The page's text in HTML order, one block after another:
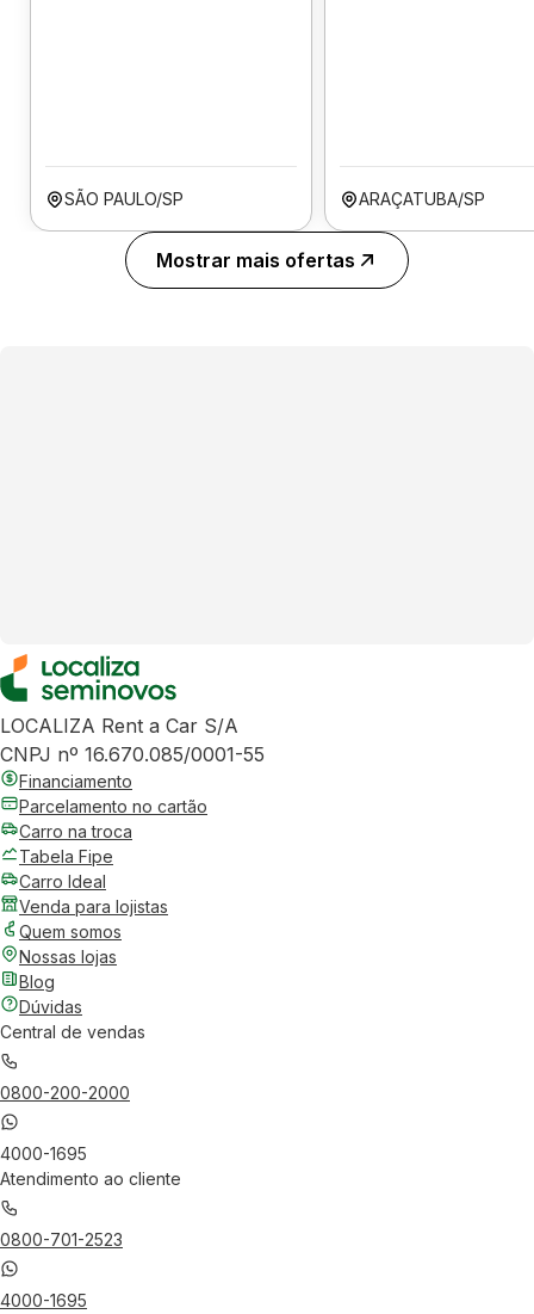
SÃO PAULO/SP ARAÇATUBA/SP
Mostrar mais ofertas
LOCALIZA Rent a Car S/A
CNPJ nº 16.670.085/0001-55
Financiamento
Parcelamento no cartão
Carro na troca
Tabela Fipe
Carro Ideal
Venda para lojistas
Quem somos
Nossas lojas
Blog
Dúvidas
Central de vendas
0800-200-2000
4000-1695
Atendimento ao cliente
0800-701-2523
4000-1695